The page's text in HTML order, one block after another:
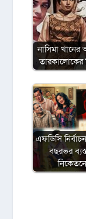
নাসিমা
এফডিসি
বছরভর